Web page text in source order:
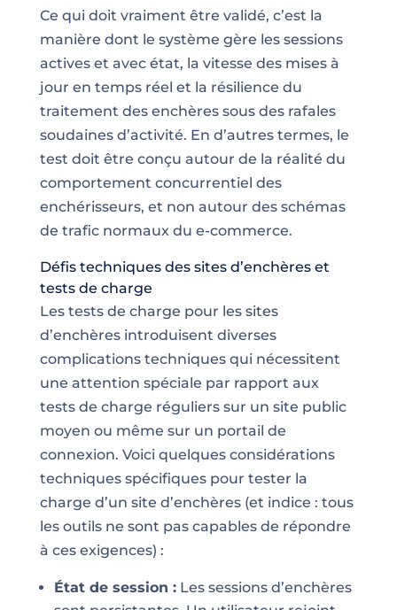
Ce qui doit vraiment être validé, c’est la
manière dont le système gère les sessions
actives et avec état, la vitesse des mises à
jour en temps réel et la résilience du
traitement des enchères sous des rafales
soudaines d’activité. En d’autres termes, le
test doit être conçu autour de la réalité du
comportement concurrentiel des
enchérisseurs, et non autour des schémas
de trafic normaux du e-commerce.
Défis techniques des sites d’enchères et
tests de charge
Les tests de charge pour les sites
d’enchères introduisent diverses
complications techniques qui nécessitent
une attention spéciale par rapport aux
tests de charge réguliers sur un site public
moyen ou même sur un portail de
connexion. Voici quelques considérations
techniques spécifiques pour tester la
charge d’un site d’enchères (et indice : tous
les outils ne sont pas capables de répondre
à ces exigences) :
État de session :Les sessions d’enchères